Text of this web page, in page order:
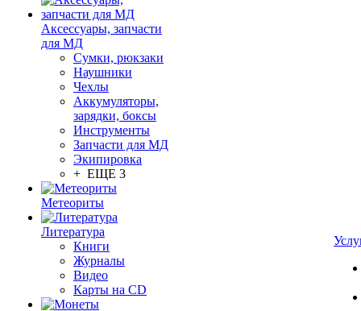
Аксессуары, запчасти
для МД
Сумки, рюкзаки
Наушники
Чехлы
Аккумуляторы,
зарядки, боксы
Инструменты
Запчасти для МД
Экипировка
+ ЕЩЕ 3
Метеориты
Литература
Книги
Журналы
Видео
Карты на CD